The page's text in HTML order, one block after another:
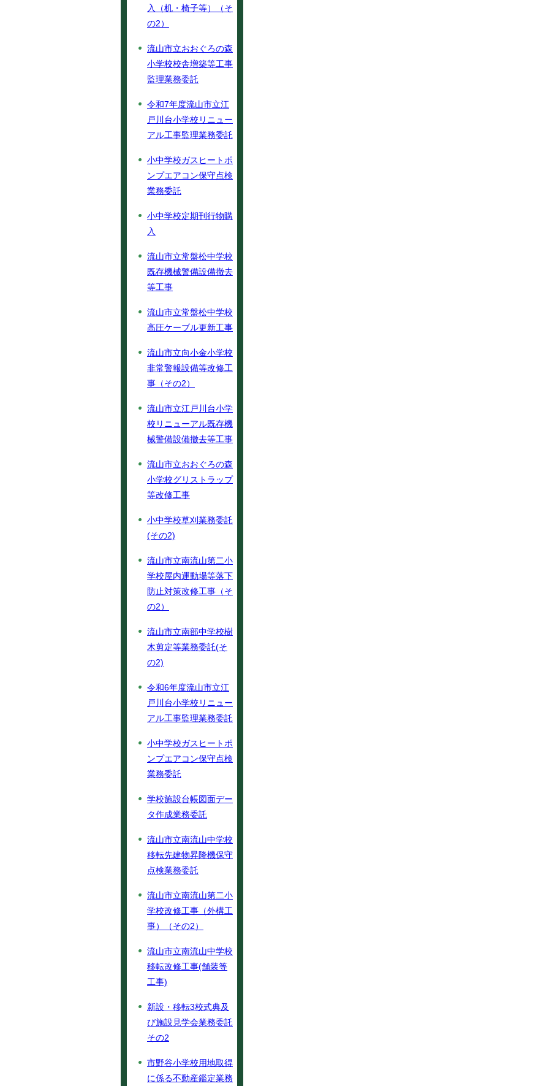
入（机・椅子等）（そ
の2）
流山市立おおぐろの森
小学校校舎増築等工事
監理業務委託
令和7年度流山市立江
戸川台小学校リニュー
アル工事監理業務委託
小中学校ガスヒートポ
ンプエアコン保守点検
業務委託
小中学校定期刊行物購
入
流山市立常盤松中学校
既存機械警備設備撤去
等工事
流山市立常盤松中学校
高圧ケーブル更新工事
流山市立向小金小学校
非常警報設備等改修工
事（その2）
流山市立江戸川台小学
校リニューアル既存機
械警備設備撤去等工事
流山市立おおぐろの森
小学校グリストラップ
等改修工事
小中学校草刈業務委託
(その2)
流山市立南流山第二小
学校屋内運動場等落下
防止対策改修工事（そ
の2）
流山市立南部中学校樹
木剪定等業務委託(そ
の2)
令和6年度流山市立江
戸川台小学校リニュー
アル工事監理業務委託
小中学校ガスヒートポ
ンプエアコン保守点検
業務委託
学校施設台帳図面デー
タ作成業務委託
流山市立南流山中学校
移転先建物昇降機保守
点検業務委託
流山市立南流山第二小
学校改修工事（外構工
事）（その2）
流山市立南流山中学校
移転改修工事(舗装等
工事)
新設・移転3校式典及
び施設見学会業務委託
その2
市野谷小学校用地取得
に係る不動産鑑定業務